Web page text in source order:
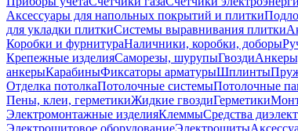
Аксессуары для напольных покрытий и плитки
для укладки плиткиСистемы выравнивания плитки
Коробки и фурнитураНаличники, коробки, доборы
Крепежные изделияСаморезы, шурупыГвозди
анкерыКарабиныФиксаторы арматурыШплинты
Отделка потолкаПотолочные системыПотолочные
Пены, клеи, герметикиЖидкие гвоздиГерметики
Электромонтажные изделияКлеммыСредства
Электрощитовое оборудованиеЭлектрощиты